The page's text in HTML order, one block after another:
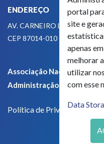
ENDEREÇO
AV. CARNEIRO LEÃO, 825
CEP 87014-010 - MARINGÁ,
Associação Nacional de
Administração - CNPJ
Política de Privacidade
portal
site e
apenas
melhorar
utilizar
com esse
Data